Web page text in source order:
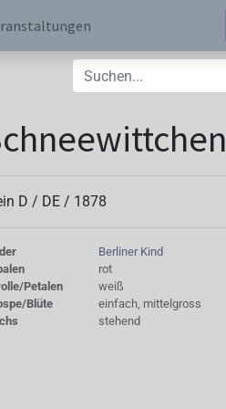
D / DE / 1878
Berliner Kind
rot
Petalen
weiß
Blüte
einfach, mittelgross
stehend